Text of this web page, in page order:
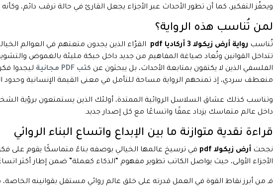
ويحفّز التفكير، كما أن تطور الأحداث عبر الأجزاء يجعل القارئ في حالة ترقب دائم،
لمن تُناسب هذه الرواية؟
تُناسب رواية أرض زيكولا 3 أركاديا pdf
القرّاء الذين يجدون متعتهم في العوالم
تتداخل القوانين وتُعاد صياغة المفاهيم من جديد داخل حبكة مليئة بالغموض
الفلسفي الذين لا يكتفون بمتابعة الأحداث، بل يبحثون عن كتب PDF مجانية
ليجدوا
منعطف سردي، إذ تمنحهم الرواية مساحة للتأمل في معنى القيمة الإنسانية وحدود
وتناسب كذلك عشاق السلاسل الروائية الممتدة، أولئك الذين يستمتعون برؤية
داخل عالم متماسك يزداد عمقًا واتساعًا مع كل إصدار جديد.
قراءة نقدية متوازنة ما بين الإبداع واتساع البناء الروائي
نجحت أرض زيكولا pdf
في ترسيخ عالمها الخيالي بوصفه بناءً متماسكًا يقوم على
الأجزاء الأولى، حيث يواصل الكاتب تطوير مفهوم “الذكاء كعملة” ضمن إطار أكثر
فـ من أبرز نقاط القوة في العمل قدرته على خلق عالم روائي مستقل بقوانينه